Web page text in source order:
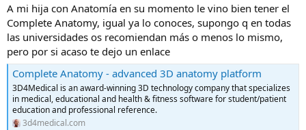
Si necesita cualquier cosa, que me hable y pregunte sin problema.
Suerte.
A mi hija con Anatomía en su momento le vino bien tener el
Complete Anatomy, igual ya lo conoces, supongo q en todas
las universidades os recomiendan más o menos lo mismo,
pero por si acaso te dejo un enlace
Complete Anatomy - advanced 3D anatomy platform
3D4Medical is an award-winning 3D technology company that specializes
in medical, educational and health & fitness software for student/patient
education and professional reference.
3d4medical.com